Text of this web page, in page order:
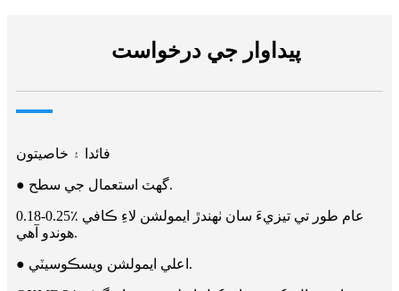
پيداوار جي درخواست
فائدا ۽ خاصيتون
● گهٽ استعمال جي سطح.
0.18-0.25٪ عام طور تي تيزيءَ سان ٺهندڙ ايمولشن لاءِ ڪافي
هوندو آهي.
● اعلي ايمولشن ويسڪوسيٽي.